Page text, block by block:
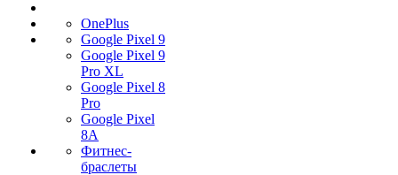
OnePlus
Google Pixel 9
Google Pixel 9
Pro XL
Google Pixel 8
Pro
Google Pixel
8A
Фитнес-
браслеты